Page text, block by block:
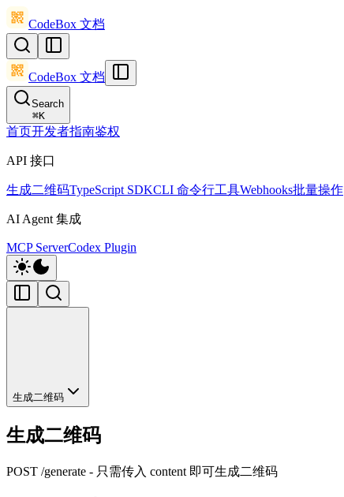
CodeBox 文档
CodeBox 文档
Search
⌘K
首页开发者指南鉴权
API 接口
生成二维码TypeScript SDKCLI 命令行工具Webhooks批量操作
AI Agent 集成
MCP ServerCodex Plugin
生成二维码
生成二维码
POST /generate - 只需传入 content 即可生成二维码